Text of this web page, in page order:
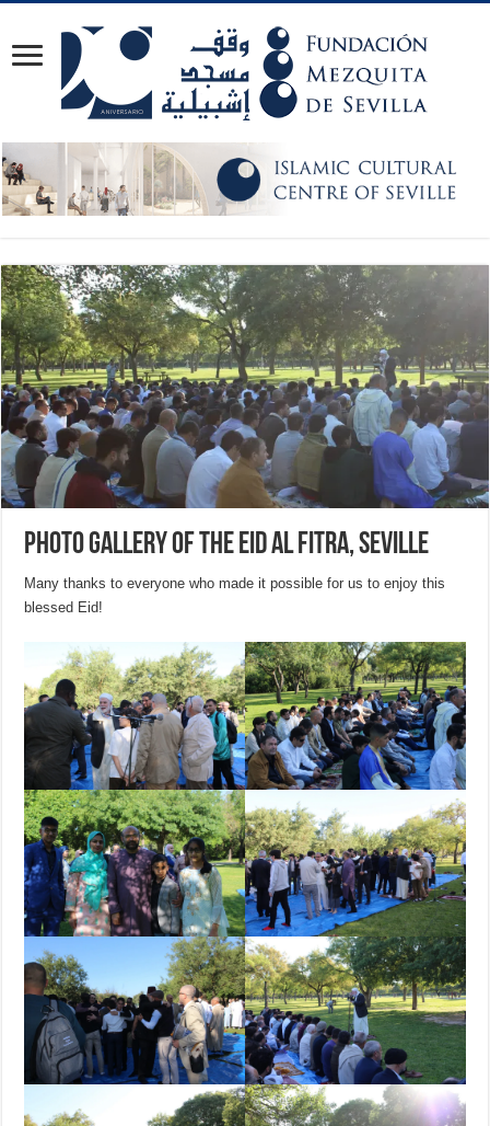
Photo gallery of the Eid Al Fitra, Seville
Many thanks to everyone who made it possible for us to enjoy this
blessed Eid!